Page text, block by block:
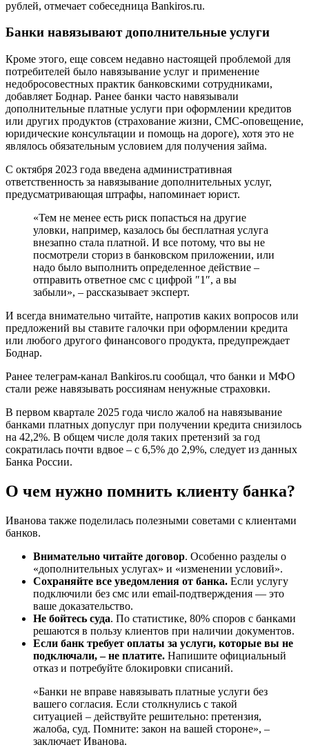
рублей, отмечает собеседница Bankiros.ru.
Банки навязывают дополнительные услуги
Кроме этого, еще совсем недавно настоящей проблемой для
потребителей было навязывание услуг и применение
недобросовестных практик банковскими сотрудниками,
добавляет Боднар. Ранее банки часто навязывали
дополнительные платные услуги при оформлении кредитов
или других продуктов (страхование жизни, СМС-оповещение,
юридические консультации и помощь на дороге), хотя это не
являлось обязательным условием для получения займа.
С октября 2023 года введена административная
ответственность за навязывание дополнительных услуг,
предусматривающая штрафы, напоминает юрист.
«Тем не менее есть риск попасться на другие
уловки, например, казалось бы бесплатная услуга
внезапно стала платной. И все потому, что вы не
посмотрели сториз в банковском приложении, или
надо было выполнить определенное действие –
отправить ответное смс с цифрой ″1″, а вы
забыли», – рассказывает эксперт.
И всегда внимательно читайте, напротив каких вопросов или
предложений вы ставите галочки при оформлении кредита
или любого другого финансового продукта, предупреждает
Боднар.
Ранее телеграм-канал Bankiros.ru сообщал, что банки и МФО
стали реже навязывать россиянам ненужные страховки.
В первом квартале 2025 года число жалоб на навязывание
банками платных допуслуг при получении кредита снизилось
на 42,2%. В общем числе доля таких претензий за год
сократилась почти вдвое – с 6,5% до 2,9%, следует из данных
Банка России.
О чем нужно помнить клиенту банка?
Иванова также поделилась полезными советами с клиентами
банков.
Внимательно читайте договор. Особенно разделы о
«дополнительных услугах» и «изменении условий».
Сохраняйте все уведомления от банка. Если услугу
подключили без смс или email-подтверждения — это
ваше доказательство.
Не бойтесь суда. По статистике, 80% споров с банками
решаются в пользу клиентов при наличии документов.
Если банк требует оплаты за услуги, которые вы не
подключали, – не платите. Напишите официальный
отказ и потребуйте блокировки списаний.
«Банки не вправе навязывать платные услуги без
вашего согласия. Если столкнулись с такой
ситуацией – действуйте решительно: претензия,
жалоба, суд. Помните: закон на вашей стороне», –
заключает Иванова.